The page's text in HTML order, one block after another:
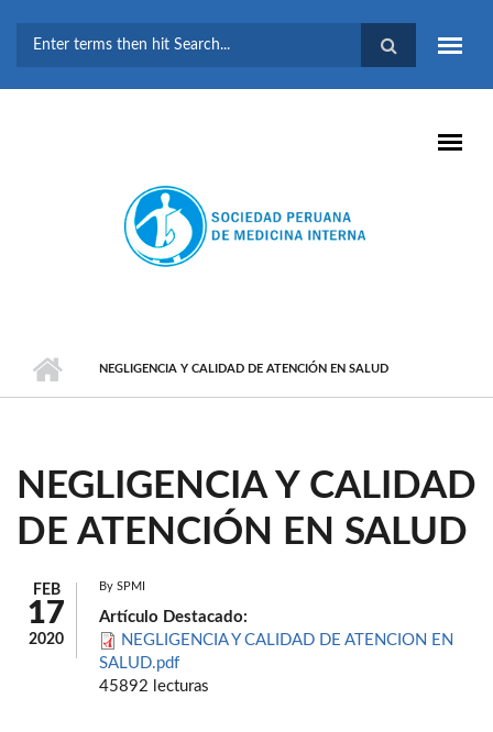
BÚSQUEDA
NEGLIGENCIA Y CALIDAD DE ATENCIÓN EN SALUD
NEGLIGENCIA Y CALIDAD
DE ATENCIÓN EN SALUD
FEB
17
2020
By SPMI
Artículo Destacado:
NEGLIGENCIA Y CALIDAD DE ATENCION EN
SALUD.pdf
45892 lecturas